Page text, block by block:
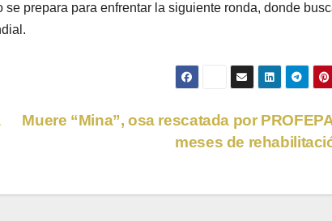
prepara para enfrentar la siguiente ronda, donde
Muere “Mina”, osa rescatada por
meses de